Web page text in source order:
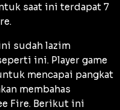
saat ini terdapat 7
sudah lazim
ini. Player game
mencapai pangkat
membahas
Fire. Berikut ini